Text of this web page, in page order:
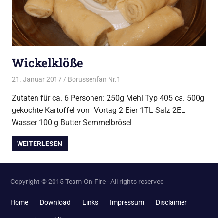
Wickelklöße
21. Januar 2017 Borussenfan Nr.1
Zutaten für ca. 6 Personen: 250g Mehl Typ 405 ca. 500g
gekochte Kartoffel vom Vortag 2 Eier 1TL Salz 2EL
Wasser 100 g Butter Semmelbrösel
WEITERLESEN
Copyright © 2015 Team-On-Fire - All rights reserved
Home Download Links Impressum Disclaimer